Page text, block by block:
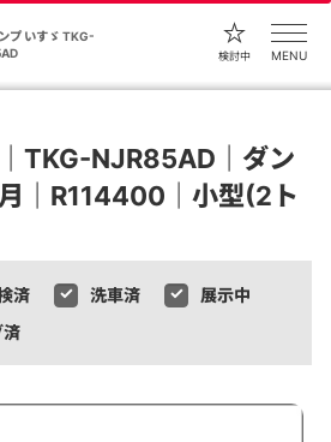
プ いすゞ TKG-
検討中 MENU
TKG-NJR85AD｜ダン
｜R114400｜小型(2ト
済 洗車済
展示中
済